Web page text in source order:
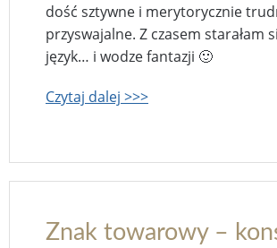
dość sztywne i merytorycznie
przyswajalne. Z czasem starałam
język… i wodze fantazji 🙂
Czytaj dalej >>>
Znak towarowy –